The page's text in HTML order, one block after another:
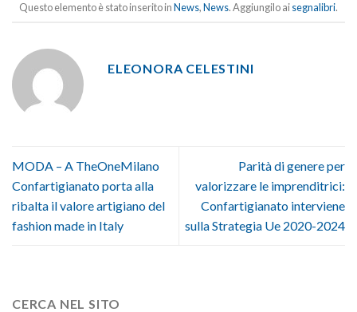
Questo elemento è stato inserito inNews,News. Aggiungilo aisegnalibri.
ELEONORA CELESTINI
MODA – A TheOneMilano
Confartigianato porta alla
ribalta il valore artigiano del
fashion made in Italy
Parità di genere per
valorizzare le imprenditrici:
Confartigianato interviene
sulla Strategia Ue 2020-2024
CERCA NEL SITO